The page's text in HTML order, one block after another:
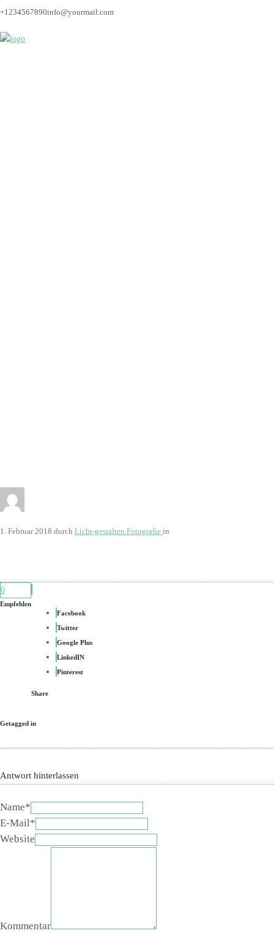
+1234567890info@yourmail.com
1. Februar 2018 durch Licht-gestalten Fotografie in
0
Empfehlen
Facebook
Twitter
Google Plus
LinkedIN
Pinterest
Share
Getagged in
Antwort hinterlassen
Name*
E-Mail*
Website
Kommentar